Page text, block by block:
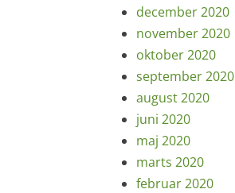
december 2020
november 2020
oktober 2020
september 2020
august 2020
juni 2020
maj 2020
marts 2020
februar 2020